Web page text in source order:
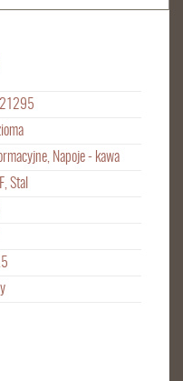
Napoje - kawa
Stal